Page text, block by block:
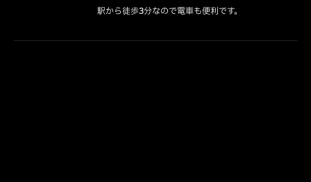
駅から徒歩3分なので電車も便利です。